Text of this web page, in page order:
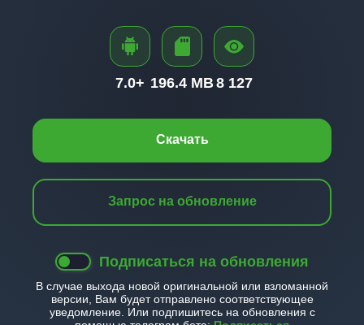
Скачать
Запрос на обновление
Подписаться на обновления
В случае выхода новой оригинальной или взломанной
версии, Вам будет отправлено соответствующее
уведомление. Или подпишитесь на обновления с
7.0+ 196.4 MB8 127